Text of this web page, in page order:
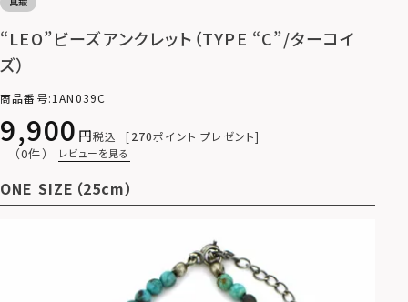
“LEO”ビーズアンクレット（TYPE “C”/ターコイ
ズ）
商品番号 1AN039C
9,900 税込 270ポイント プレゼント
（0件） レビューを見る
ONE SIZE（25cm）